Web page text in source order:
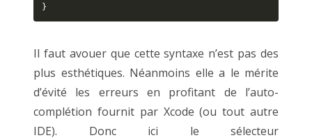
}
Il faut avouer que cette syntaxe n’est pas des
plus esthétiques. Néanmoins elle a le mérite
d’évité les erreurs en profitant de l’auto-
complétion fournit par Xcode (ou tout autre
IDE). Donc ici le sélecteur